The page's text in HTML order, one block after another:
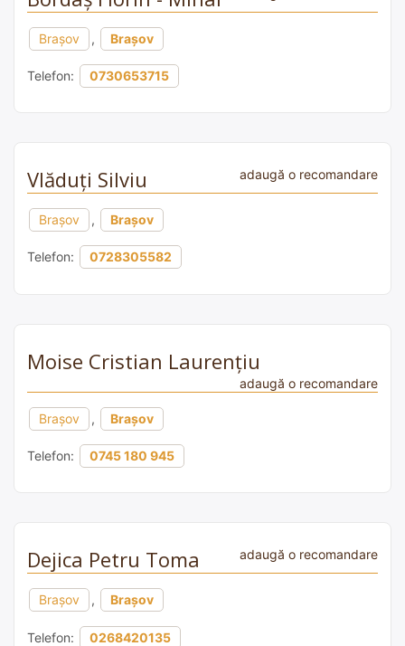
Brașov , Brașov
Telefon: 0730653715
Vlăduți Silviu adaugă o recomandare
Brașov , Brașov
Telefon: 0728305582
Moise Cristian Laurențiu
adaugă o recomandare
Brașov , Brașov
Telefon: 0745 180 945
Dejica Petru Toma adaugă o recomandare
Brașov , Brașov
Telefon: 0268420135